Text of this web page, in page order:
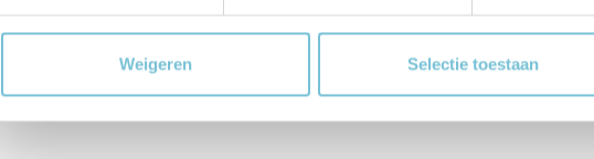
Weigeren Selectie toestaan